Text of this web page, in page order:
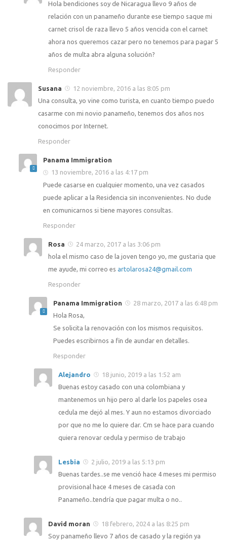
Hola bendiciones soy de Nicaragua llevo 9 años de
relación con un panameño durante ese tiempo saque mi
carnet crisol de raza llevo 5 años vencida con el carnet
ahora nos queremos cazar pero no tenemos para pagar 5
años de multa abra alguna solución?
Responder
Susana
12 noviembre, 2016 a las 8:05 pm
Una consulta, yo vine como turista, en cuanto tiempo puedo
casarme con mi novio panameño, tenemos dos años nos
conocimos por Internet.
Responder
Panama Immigration
13 noviembre, 2016 a las 4:17 pm
Puede casarse en cualquier momento, una vez casados
puede aplicar a la Residencia sin inconvenientes. No dude
en comunicarnos si tiene mayores consultas.
Responder
Rosa
24 marzo, 2017 a las 3:06 pm
hola el mismo caso de la joven tengo yo, me gustaria que
me ayude, mi correo es artolarosa24@gmail.com
Responder
Panama Immigration
28 marzo, 2017 a las 6:48 pm
Hola Rosa,
Se solicita la renovación con los mismos requisitos.
Puedes escribirnos a fin de aundar en detalles.
Responder
Alejandro
18 junio, 2019 a las 1:52 am
Buenas estoy casado con una colombiana y
mantenemos un hijo pero al darle los papeles osea
cedula me dejó al mes. Y aun no estamos divorciado
por que no me lo quiere dar. Cm se hace para cuando
quiera renovar cedula y permiso de trabajo
Lesbia
2 julio, 2019 a las 5:13 pm
Buenas tardes..se me venció hace 4 meses mi permiso
provisional hace 4 meses de casada con
Panameño..tendría que pagar multa o no..
David moran
18 febrero, 2024 a las 8:25 pm
Soy panameño llevo 7 años de casado y la región ya